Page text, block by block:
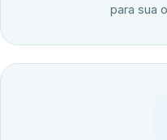
para sua